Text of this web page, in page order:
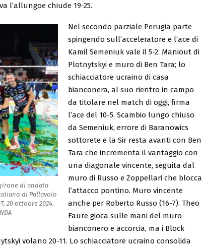
l’allungoe chiude 19-25.
girone di andata
di Pallavolo
20 ottobre 2024.
Nel secondo parziale Perugia parte
spingendo sull’acceleratore e l’ace di
Kamil Semeniuk vale il 5-2. Maniout di
Plotnytskyi e muro di Ben Tara; lo
schiacciatore ucraino di casa
bianconera, al suo rientro in campo
da titolare nel match di oggi, firma
l’ace del 10-5. Scambio lungo chiuso
da Semeniuk, errore di Baranowics
sottorete e la Sir resta avanti con Ben
Tara che incrementa il vantaggio con
una diagonale vincente, seguita dal
muro di Russo e Zoppellari che blocca
l’attacco pontino. Muro vincente
anche per Roberto Russo (16-7). Theo
Faure gioca sulle mani del muro
bianconero e accorcia, ma i Block
volano 20-11. Lo schiacciatore ucraino consolida